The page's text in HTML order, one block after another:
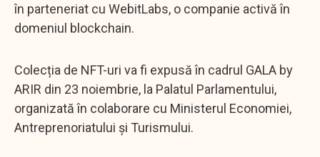
în parteneriat cu WebitLabs, o companie activă în
domeniul blockchain.
Colecția de NFT-uri va fi expusă în cadrul GALA by
ARIR din 23 noiembrie, la Palatul Parlamentului,
organizată în colaborare cu Ministerul Economiei,
Antreprenoriatului și Turismului.